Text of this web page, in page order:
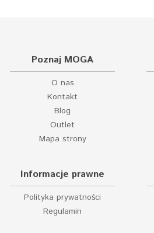
Poznaj MOGA
O nas
Kontakt
Blog
Outlet
Mapa strony
Informacje prawne
Polityka prywatności
Regulamin